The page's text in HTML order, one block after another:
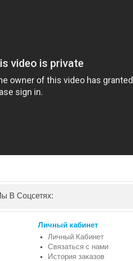
В Соцсетях:
Личный кабинет
Личный Кабинет
Связаться с нами
История заказов